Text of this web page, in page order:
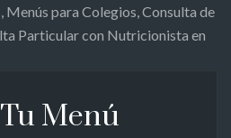
Menús para Colegios, Consulta de
Particular con Nutricionista en
Menú